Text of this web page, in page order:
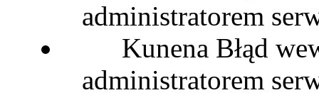
administratorem
Kunena Błąd
administratorem